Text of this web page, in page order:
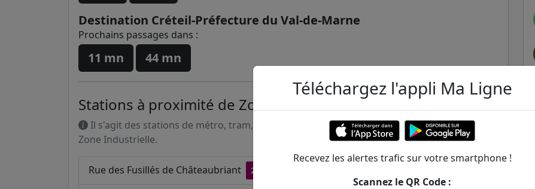
Destination Créteil-Préfecture du Val-de-Marne
Prochains passages dans :
11 mn 44 mn
Stations à proximité de Zone Industrielle
Il s'agit des stations de métro, tram, RER et transilien situées à moins de 1km de la gare
Zone Industrielle.
Rue des Fusillés de Châteaubriant 208B 111m
Téléchargez l'appli Ma Ligne
Recevez les alertes trafic sur votre smartphone !
Scannez le QR Code :